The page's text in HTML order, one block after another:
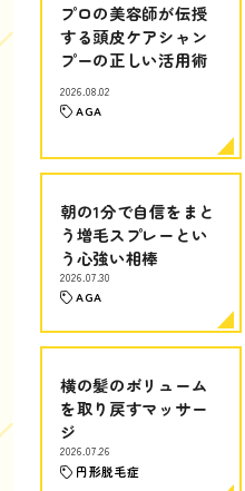
プロの美容師が伝授
する頭皮ケアシャン
プーの正しい活用術
2026.08.02
AGA
朝の1分で自信をまと
う増毛スプレーとい
う心強い相棒
2026.07.30
AGA
横の髪のボリューム
を取り戻すマッサー
ジ
2026.07.26
円形脱毛症